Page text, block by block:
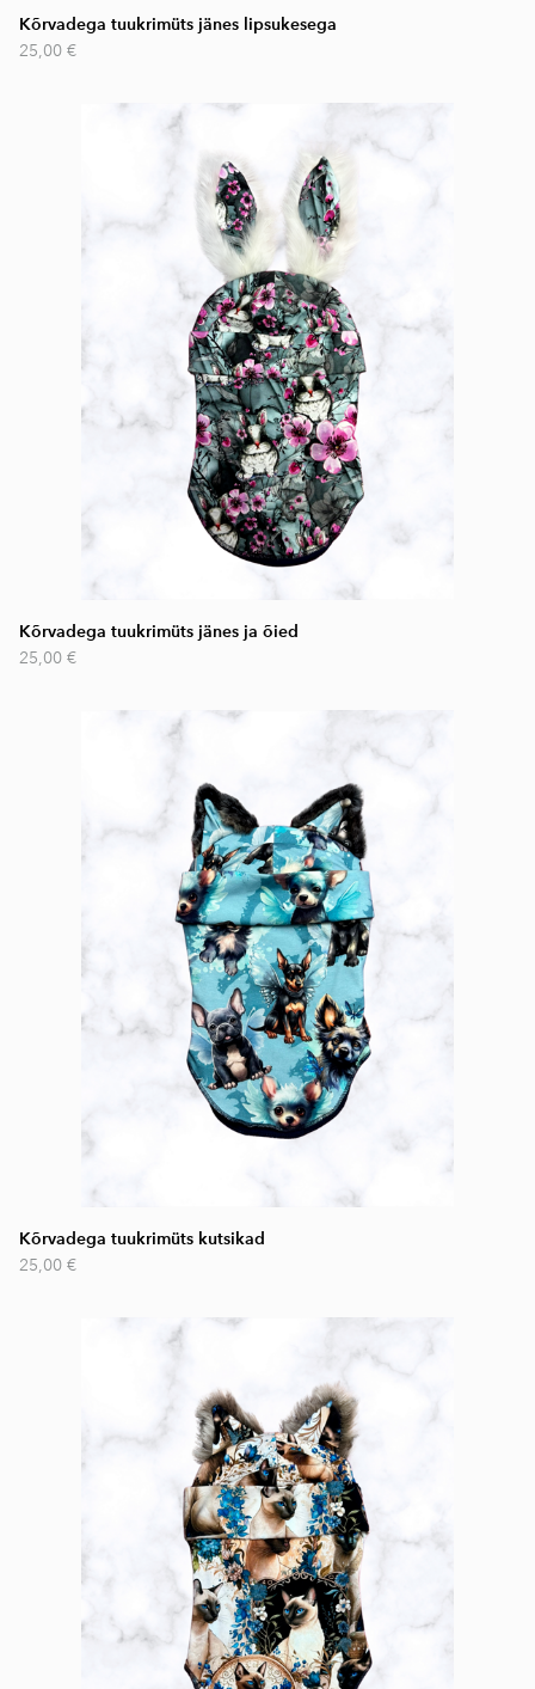
Kõrvadega tuukrimüts jänes lipsukesega
25,00 €
Kõrvadega tuukrimüts jänes ja õied
25,00 €
Kõrvadega tuukrimüts kutsikad
25,00 €